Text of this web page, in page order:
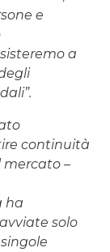
e
a
continuità
mercato –
ha
solo